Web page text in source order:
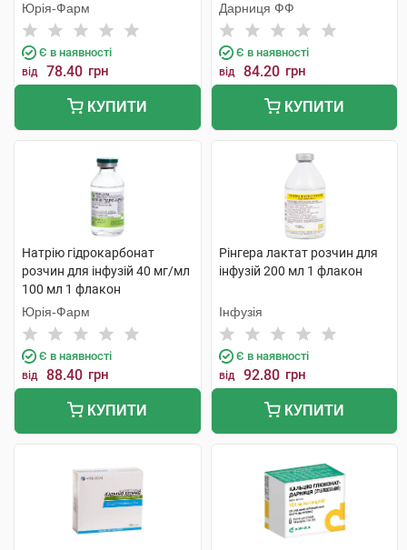
Юрія-Фарм
Є в наявності
від 78.40 грн
КУПИТИ
Дарниця ФФ
Є в наявності
від 84.20 грн
КУПИТИ
Натрію гідрокарбонат
розчин для інфузій 40 мг/мл
100 мл 1 флакон
Юрія-Фарм
Є в наявності
від 88.40 грн
КУПИТИ
Рінгера лактат розчин для
інфузій 200 мл 1 флакон
Інфузія
Є в наявності
від 92.80 грн
КУПИТИ